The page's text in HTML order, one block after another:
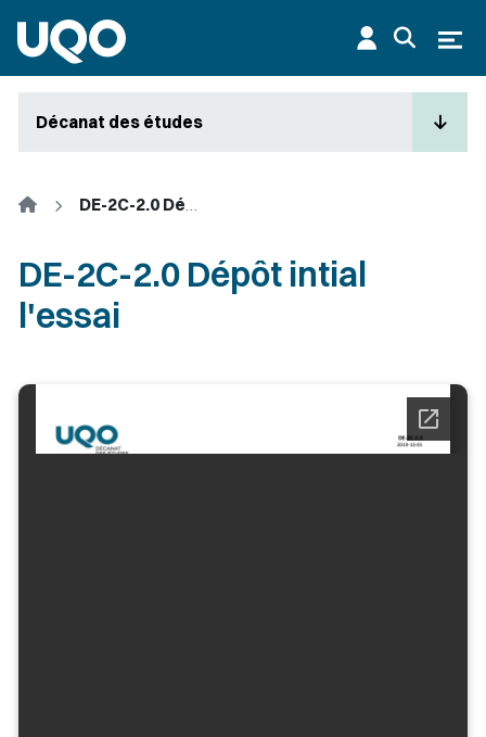
Décanat des études
Accueil DE-2C-2.0 Dépôt intial l'essai
DE-2C-2.0 Dépôt intial
l'essai